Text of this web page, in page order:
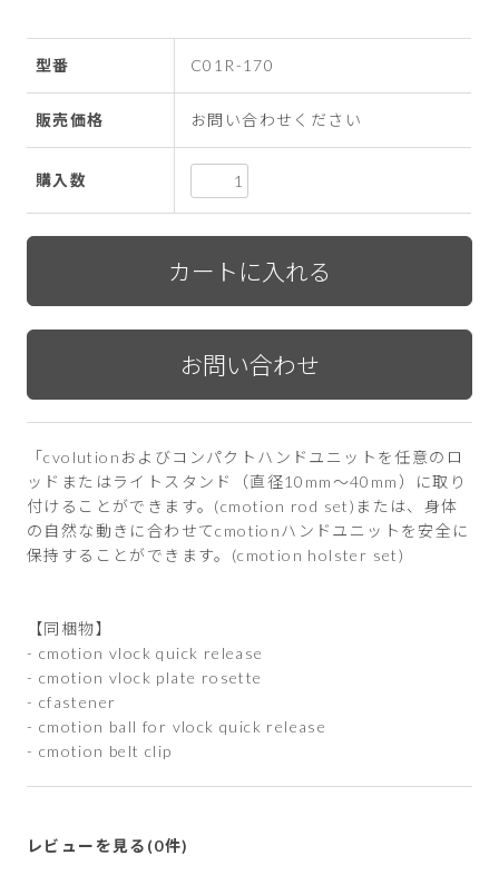
型番 C01R-170
販売価格 お問い合わせください
購入数
「cvolutionおよびコンパクトハンドユニットを任意のロ
ッドまたはライトスタンド（直径10mm〜40mm）に取り
付けることができます。(cmotion rod set)または、身体
の自然な動きに合わせてcmotionハンドユニットを安全に
保持することができます。(cmotion holster set)
【同梱物】
- cmotion vlock quick release
- cmotion vlock plate rosette
- cfastener
- cmotion ball for vlock quick release
- cmotion belt clip
レビューを見る(0件)